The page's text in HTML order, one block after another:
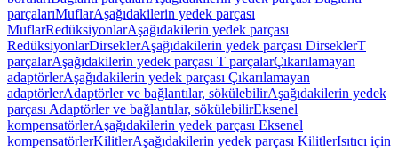
parçalarıMuflarAşağıdakilerin yedek parçası
MuflarRedüksiyonlarAşağıdakilerin yedek parçası
RedüksiyonlarDirseklerAşağıdakilerin yedek parçası DirseklerT
parçalarAşağıdakilerin yedek parçası T parçalarÇıkarılamayan
adaptörlerAşağıdakilerin yedek parçası Çıkarılamayan
adaptörlerAdaptörler ve bağlantılar, sökülebilirAşağıdakilerin yedek
parçası Adaptörler ve bağlantılar, sökülebilirEksenel
kompensatörlerAşağıdakilerin yedek parçası Eksenel
kompensatörlerKilitlerAşağıdakilerin yedek parçası KilitlerIsıtıcı için